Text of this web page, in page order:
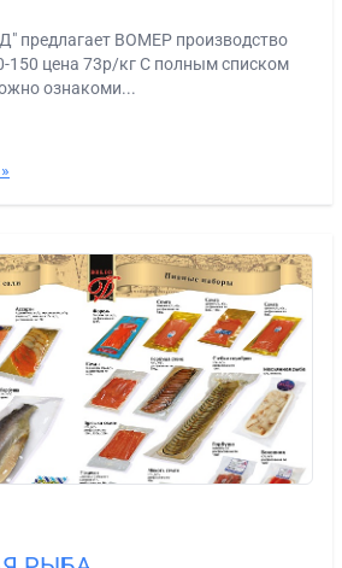
предлагает ВОМЕР производство
цена 73р/кг C полным списком
ознакоми...